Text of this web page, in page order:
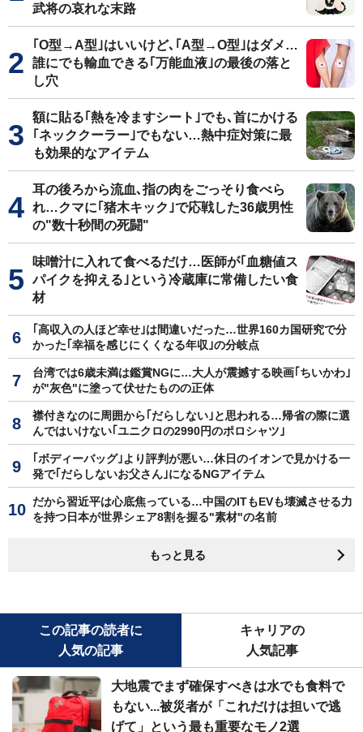
武将の哀れな末路
｢O型→A型｣はいいけど､｢A型→O型｣はダメ…
誰にでも輸血できる｢万能血液｣の最後の落と
し穴
額に貼る｢熱を冷ますシート｣でも､首にかける
｢ネッククーラー｣でもない…熱中症対策に最
も効果的なアイテム
耳の後ろから流血､指の肉をごっそり食べら
れ…クマに｢猪木キック｣で応戦した36歳男性
の"数十秒間の死闘"
味噌汁に入れて食べるだけ…医師が｢血糖値ス
パイクを抑える｣という冷蔵庫に常備したい食
材
｢高収入の人ほど幸せ｣は間違いだった…世界160カ国研究で分
かった｢幸福を感じにくくなる年収｣の分岐点
台湾では6歳未満は鑑賞NGに…大人が震撼する映画｢ちいかわ｣
が"灰色"に塗って伏せたものの正体
襟付きなのに周囲から｢だらしない｣と思われる…帰省の際に選
んではいけない｢ユニクロの2990円のポロシャツ｣
｢ボディーバッグ｣より評判が悪い…休日のイオンで見かける一
発で｢だらしないお父さん｣になるNGアイテム
だから習近平は心底焦っている…中国のITもEVも壊滅させる力
を持つ日本が世界シェア8割を握る"素材"の名前
もっと見る
この記事の読者に
人気の記事
キャリアの
人気記事
大地震でまず確保すべきは水でも食料で
もない...被災者が「これだけは担いで逃
げて」という最も重要なモノ2選